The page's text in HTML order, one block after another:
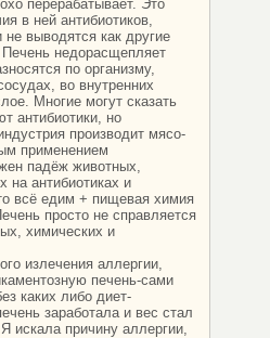
перерабатывает. Это
в ней антибиотиков,
выводятся как другие
недорасщепляет
по организму,
во внутренних
Многие могут сказать
антибиотики, но
производит мясо-
применением
падёж животных,
на антибиотиках и
всё едим + пищевая химия
просто не справляется
химических и
излечения аллергии,
печень-сами
каких либо диет-
заработала и вес стал
искала причину аллергии,